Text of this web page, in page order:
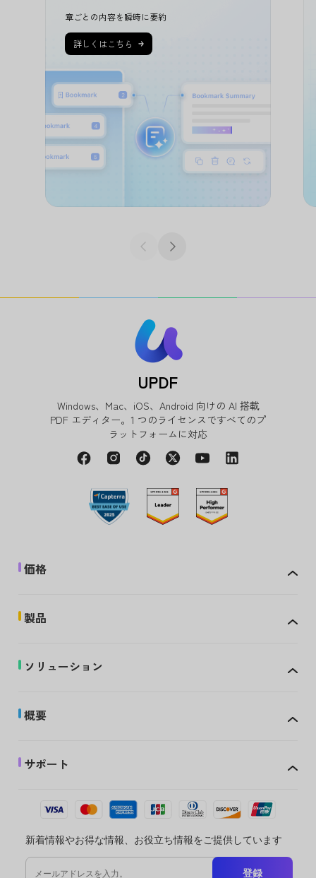
注釈の追加・フィルタ・検索・出力
文字・画像・リンク・フォーム編集
OCR・ファイル変換
要約・翻訳・解説・AIチャット
章ごとの内容を瞬時に要約
詳しくはこちら
UPDF
Windows、Mac、iOS、Android 向けの AI 搭載
PDF エディター。1 つのライセンスですべてのプ
ラットフォームに対応
価格
製品
ソリューション
概要
サポート
新着情報やお得な情報、お役立ち情報をご提供しています
登録